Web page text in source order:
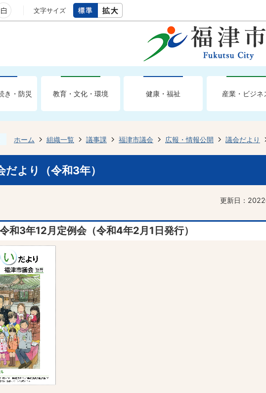
文字サイズ
き・防災 教育・文化・環境 健康・福祉 産業・ビジネ
ホーム 組織一覧 議事課 福津市議会 広報・情報公開 議会だより
だより（令和3年）
更新日：
和3年12月定例会（令和4年2月1日発行）